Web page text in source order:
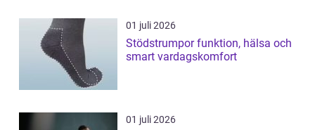
01 juli 2026
Stödstrumpor funktion, hälsa och
smart vardagskomfort
01 juli 2026